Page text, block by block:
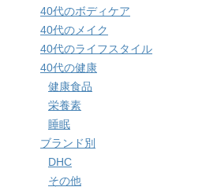
40代のボディケア
40代のメイク
40代のライフスタイル
40代の健康
健康食品
栄養素
睡眠
ブランド別
DHC
その他